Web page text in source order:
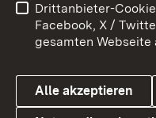
Benutzungshinweise
Datenschutz
Drittanbieter-
Facebook, X /
gesamten
Alle akzeptieren